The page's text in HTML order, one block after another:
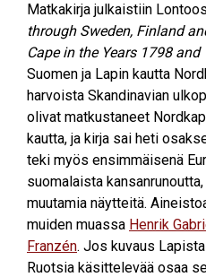
Matkakirja julkaistiin
through Sweden, Finland
Cape in the Years 1798 and
Suomen ja Lapin kautta
harvoista Skandinavian
olivat matkustaneet
kautta, ja kirja sai heti
teki myös ensimmäisenä
suomalaista
muutamia näytteitä.
muiden muassa Henrik
Franzén. Jos kuvaus
Ruotsia käsittelevää osaa